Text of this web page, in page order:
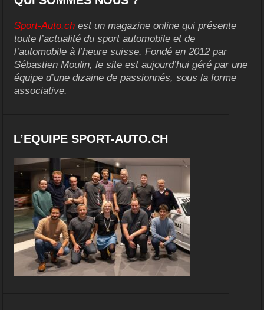
Sport-Auto.ch est un magazine online qui présente
toute l’actualité du sport automobile et de
l’automobile à l’heure suisse. Fondé en 2012 par
Sébastien Moulin, le site est aujourd’hui géré par une
équipe d’une dizaine de passionnés, sous la forme
associative.
L’EQUIPE SPORT-AUTO.CH